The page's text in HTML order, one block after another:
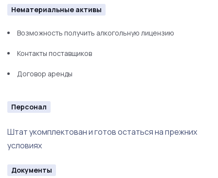
Бойлер
Посудомоечная машина
Вытяжка
Нематериальные активы
Возможность получить алкогольную лицензию
Контакты поставщиков
Договор аренды
Персонал
Штат укомплектован и готов остаться на прежних
условиях
Документы